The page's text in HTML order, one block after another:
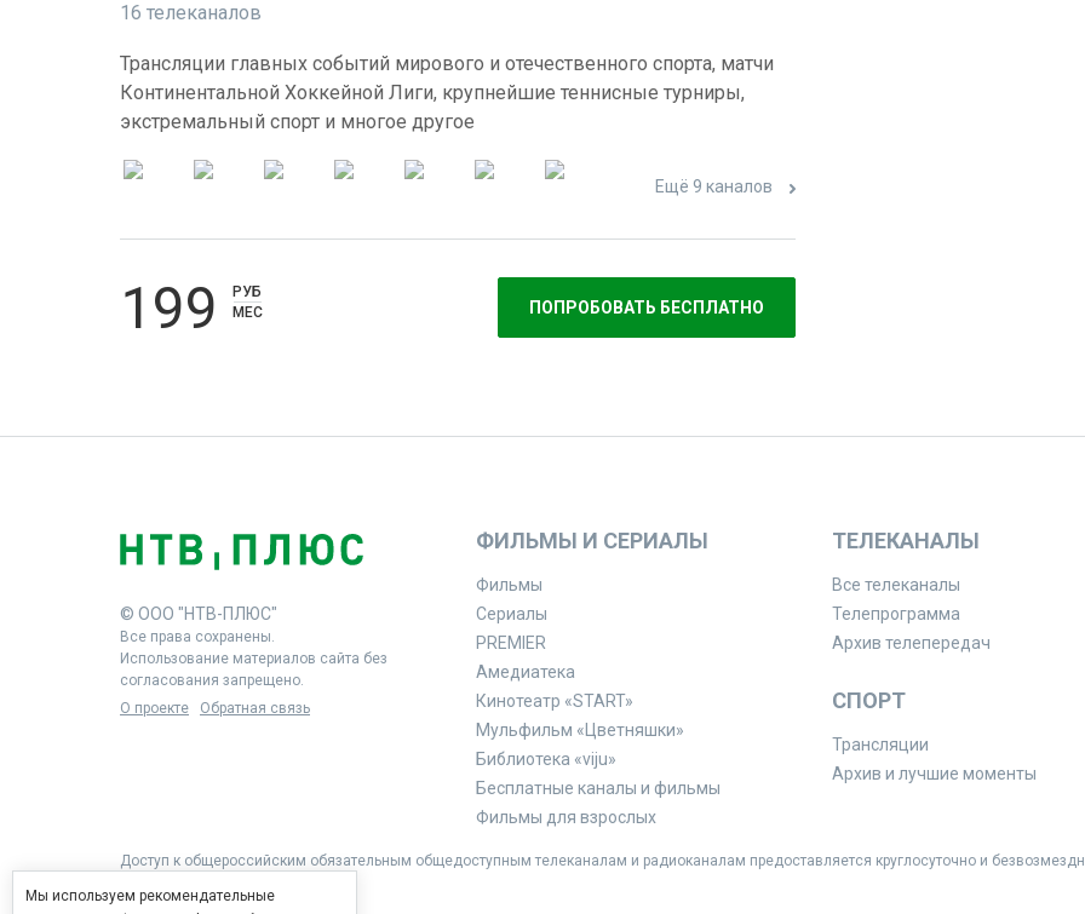
16 телеканалов
Трансляции главных событий мирового и отечественного спорта, матчи
Континентальной Хоккейной Лиги, крупнейшие теннисные турниры,
экстремальный спорт и многое другое
Ещё 9 каналов
199
РУБ
МЕС
ПОПРОБОВАТЬ БЕСПЛАТНО
© ООО "НТВ-ПЛЮС"
Все права сохранены.
Использование материалов сайта без
согласования запрещено.
О проекте
Обратная связь
ФИЛЬМЫ И СЕРИАЛЫ
Фильмы
Сериалы
PREMIER
Амедиатека
Кинотеатр «START»
Мульфильм «Цветняшки»
Библиотека «viju»
Бесплатные каналы и фильмы
Фильмы для взрослых
ТЕЛЕКАНАЛЫ
Все телеканалы
Телепрограмма
Архив телепередач
СПОРТ
Трансляции
Архив и лучшие моменты
Доступ к общероссийским обязательным общедоступным телеканалам и радиоканалам предоставляется круглосуточно и
Мы используем рекомендательные